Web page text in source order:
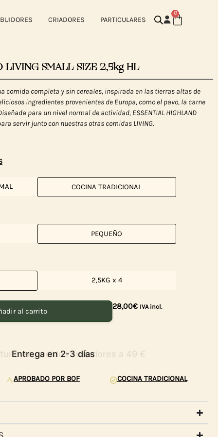
CRIADORES PARTICULARES
0
LIVING SMALL SIZE 2,5kg HL
comida completa y sin cereales, inspirada en las tierras altas de
ingredientes provenientes de Europa, como el pavo, la carne
para un nivel normal de actividad, ESSENTIAL HIGHLAND
servir junto con nuestras otras comidas LIVING.
COCINA TRADICIONAL
PEQUEÑO
2,5KG x 4
al carrito
28,00€ IVA incl.
Entrega en 2-3 días
APROBADO POR BOF COCINA TRADICIONAL